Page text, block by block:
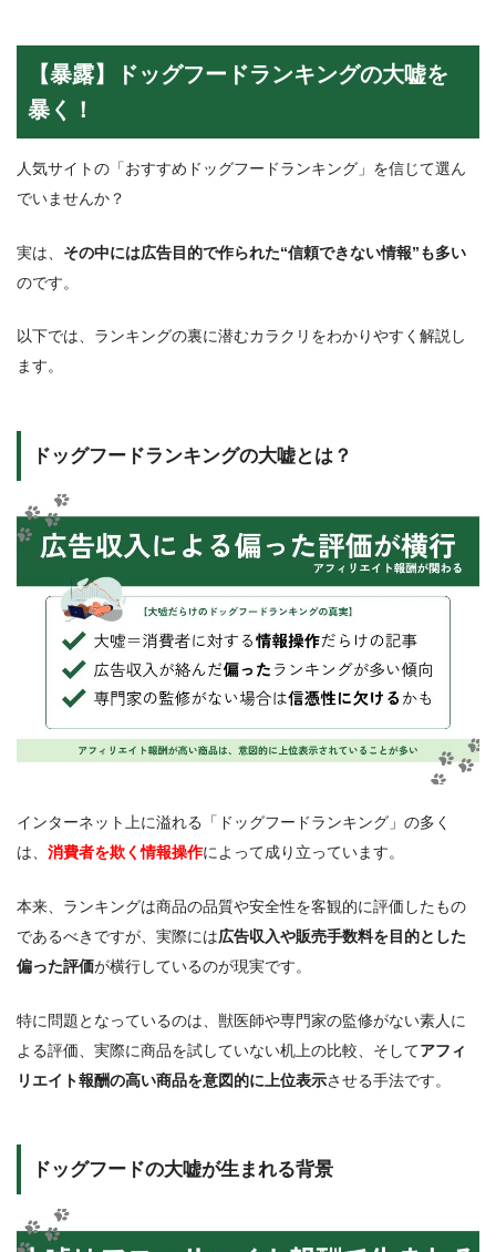
【暴露】ドッグフードランキングの大嘘を
暴く！
人気サイトの「おすすめドッグフードランキング」を信じて選ん
でいませんか？
実は、 その中には広告目的で作られた“信頼できない情報”も多い
のです。
以下では、ランキングの裏に潜むカラクリをわかりやすく解説し
ます。
ドッグフードランキングの大嘘とは？
インターネット上に溢れる「ドッグフードランキング」の多く
は、 消費者を欺く情報操作によって成り立っています。
本来、ランキングは商品の品質や安全性を客観的に評価したもの
であるべきですが、実際には広告収入や販売手数料を目的とした
偏った評価が横行しているのが現実です。
特に問題となっているのは、獣医師や専門家の監修がない素人に
よる評価、実際に商品を試していない机上の比較、そしてアフィ
リエイト報酬の高い商品を意図的に上位表示させる手法です。
ドッグフードの大嘘が生まれる背景